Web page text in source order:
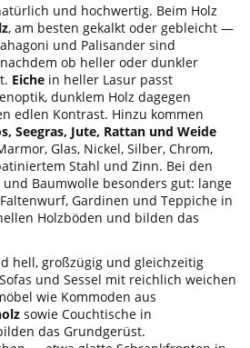
und hochwertig. Beim Holz
, am besten gekalkt oder gebleicht —
und Palisander sind
ob heller oder dunkler
Eiche in heller Lasur passt
dunklem Holz dagegen
edlen Kontrast. Hinzu kommen
Seegras, Jute, Rattan und Weide
Glas, Nickel, Silber, Chrom,
Stahl und Zinn. Bei den
Baumwolle besonders gut: lange
Gardinen und Teppiche in
Holzböden und bilden das
hell, großzügig und gleichzeitig
und Sessel mit reichlich weichen
wie Kommoden aus
sowie Couchtische in
das Grundgerüst.